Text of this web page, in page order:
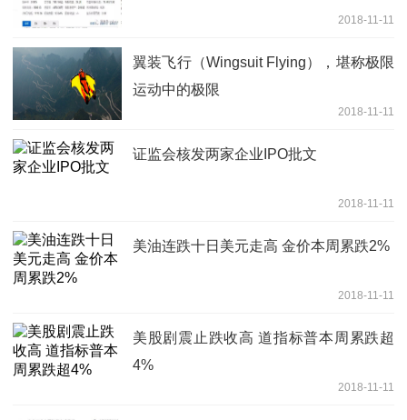
2018-11-11
翼装飞行（Wingsuit Flying），堪称极限
运动中的极限
2018-11-11
证监会核发两家企业IPO批文
2018-11-11
美油连跌十日美元走高 金价本周累跌2%
2018-11-11
美股剧震止跌收高 道指标普本周累跌超
4%
2018-11-11